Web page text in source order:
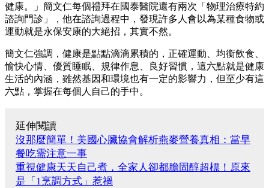
健康。」簡文仁每個禮拜在國泰醫院還有兩次「物理治療特約
諮詢門診」，他在諮詢過程中，發現許多人會以為某種食物或
運動就是永保安康的大絕招，其實不然。
簡文仁強調，健康是點點滴滴累積的，正確運動、均衡飲食、
愉快心情、優質睡眠、規律作息、良好習慣，這六點就是健康
生活的內涵，雖然基因和環境也有一定的影響力，但至少有這
六點，掌握在每個人自己的手中。
延伸閱讀
沒那麼簡單！美國心臟協會解析燕麥營養真相：當早
餐吃需注意一事
重視健康天天自己煮，全家人卻都膽固醇超標！原來
是「1烹調方式」惹禍